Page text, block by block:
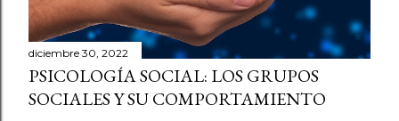
diciembre 30, 2022
PSICOLOGÍA SOCIAL: LOS GRUPOS
SOCIALES Y SU COMPORTAMIENTO